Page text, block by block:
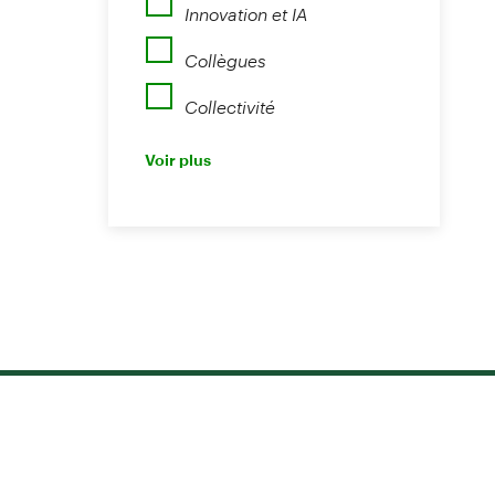
Collègues
Collectivité
Perspectives
Voir plus